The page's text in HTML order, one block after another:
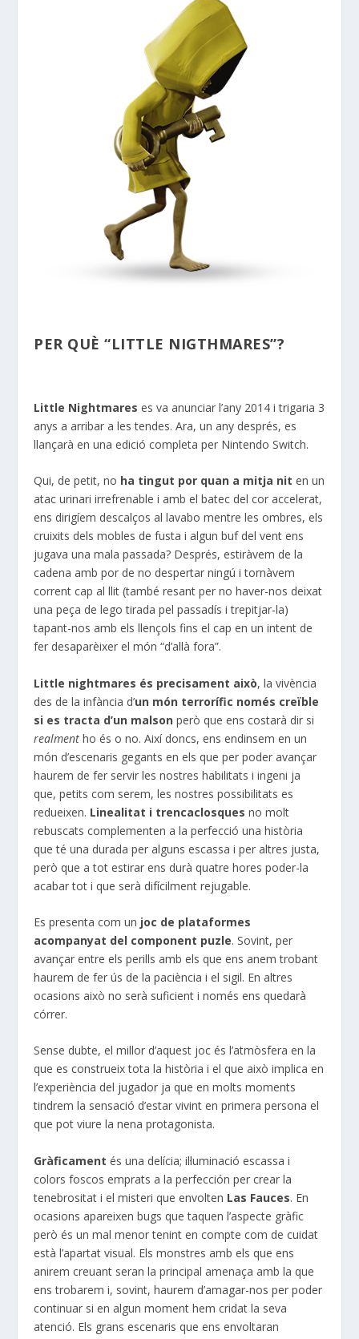
PER QUÈ “LITTLE NIGTHMARES”?
Little Nightmares es va anunciar l’any 2014 i trigaria 3
anys a arribar a les tendes. Ara, un any després, es
llançarà en una edició completa per Nintendo Switch.
Qui, de petit, no ha tingut por quan a mitja nit en un
atac urinari irrefrenable i amb el batec del cor accelerat,
ens dirigíem descalços al lavabo mentre les ombres, els
cruixits dels mobles de fusta i algun buf del vent ens
jugava una mala passada? Després, estiràvem de la
cadena amb por de no despertar ningú i tornàvem
corrent cap al llit (també resant per no haver-nos deixat
una peça de lego tirada pel passadís i trepitjar-la)
tapant-nos amb els llençols fins el cap en un intent de
fer desaparèixer el món “d’allà fora”.
Little nightmares és precisament això, la vivència
des de la infància d’un món terrorífic només creïble
si es tracta d’un malson però que ens costarà dir si
realmentho és o no. Així doncs, ens endinsem en un
món d’escenaris gegants en els que per poder avançar
haurem de fer servir les nostres habilitats i ingeni ja
que, petits com serem, les nostres possibilitats es
redueixen. Linealitat i trencaclosques no molt
rebuscats complementen a la perfecció una història
que té una durada per alguns escassa i per altres justa,
però que a tot estirar ens durà quatre hores poder-la
acabar tot i que serà difícilment rejugable.
Es presenta com un joc de plataformes
acompanyat del component puzle. Sovint, per
avançar entre els perills amb els que ens anem trobant
haurem de fer ús de la paciència i el sigil. En altres
ocasions això no serà suficient i només ens quedarà
córrer.
Sense dubte, el millor d’aquest joc és l’atmòsfera en la
que es construeix tota la història i el que això implica en
l’experiència del jugador ja que en molts moments
tindrem la sensació d’estar vivint en primera persona el
que pot viure la nena protagonista.
Gràficament és una delícia; il·luminació escassa i
colors foscos emprats a la perfección per crear la
tenebrositat i el misteri que envolten Las Fauces. En
ocasions apareixen bugs que taquen l’aspecte gràfic
però és un mal menor tenint en compte com de cuidat
està l’apartat visual. Els monstres amb els que ens
anirem creuant seran la principal amenaça amb la que
ens trobarem i, sovint, haurem d’amagar-nos per poder
continuar si en algun moment hem cridat la seva
atenció. Els grans escenaris que ens envoltaran